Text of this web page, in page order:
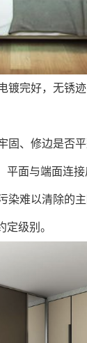
完好，无锈
、修边是否
面与端面连
以清除的
级别。